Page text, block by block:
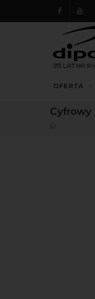
FacebookYoutube
OFERTA
Cyfrowy